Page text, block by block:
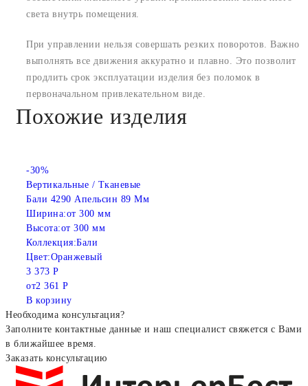
света внутрь помещения.
При управлении нельзя совершать резких поворотов. Важно
выполнять все движения аккуратно и плавно. Это позволит
продлить срок эксплуатации изделия без поломок в
первоначальном привлекательном виде.
Похожие изделия
-30%
Вертикальные / Тканевые
Бали 4290 Апельсин 89 Мм
Ширина:от 300 мм
Высота:от 300 мм
Коллекция:Бали
Цвет:Оранжевый
3 373 Р
от2 361 Р
В корзину
Необходима консультация?
Заполните контактные данные и наш специалист свяжется с Вами
в ближайшее время.
Заказать консультацию